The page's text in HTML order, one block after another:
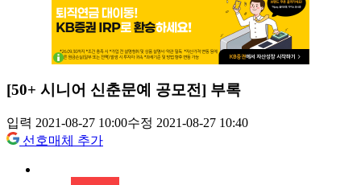
[50+ 시니어 신춘문예 공모전] 부록
입력 2021-08-27 10:00수정 2021-08-27 10:40
선호매체 추가